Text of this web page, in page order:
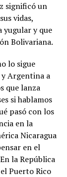
significó un
vidas,
yugular y que
Bolivariana.
lo sigue
y Argentina a
que lanza
si hablamos
pasó con los
en la
Nicaragua
en el
la República
Puerto Rico